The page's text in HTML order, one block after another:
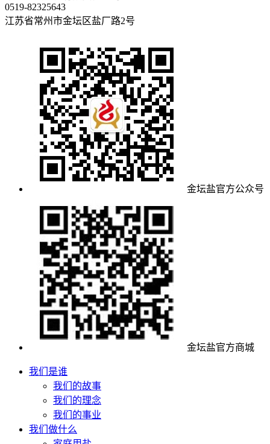
0519-82325643
江苏省常州市金坛区盐厂路2号
金坛盐官方公众号
金坛盐官方商城
我们是谁
我们的故事
我们的理念
我们的事业
我们做什么